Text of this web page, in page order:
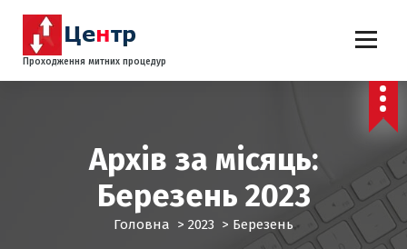
Проходження митних процедур
Архів за місяць:
Березень 2023
Головна > 2023 > Березень